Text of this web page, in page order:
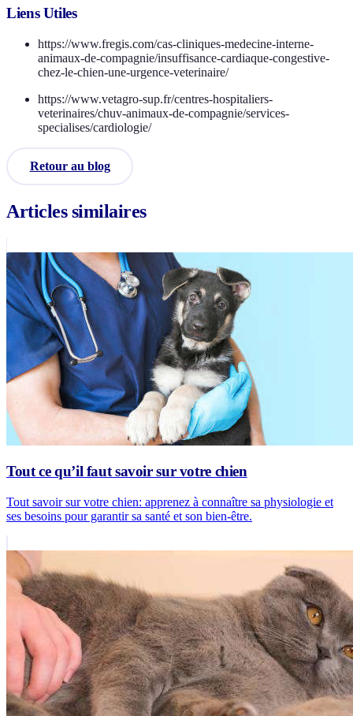
Liens Utiles
https://www.fregis.com/cas-cliniques-medecine-interne-
animaux-de-compagnie/insuffisance-cardiaque-congestive-
chez-le-chien-une-urgence-veterinaire/
https://www.vetagro-sup.fr/centres-hospitaliers-
veterinaires/chuv-animaux-de-compagnie/services-
specialises/cardiologie/
Retour au blog
Articles similaires
Tout ce qu’il faut savoir sur votre chien
Tout savoir sur votre chien: apprenez à connaître sa physiologie et
ses besoins pour garantir sa santé et son bien-être.